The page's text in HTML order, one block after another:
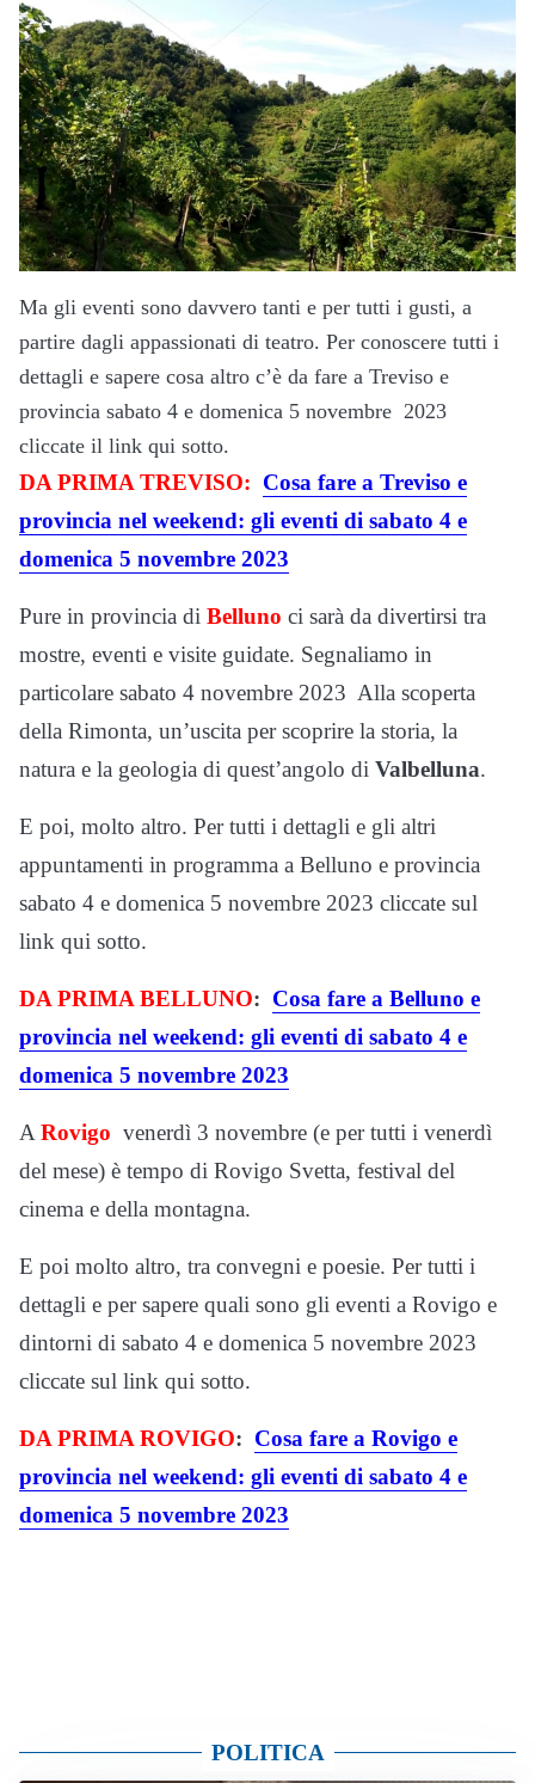
Ma gli eventi sono davvero tanti e per tutti i gusti, a
partire dagli appassionati di teatro. Per conoscere tutti i
dettagli e sapere cosa altro c’è da fare a Treviso e
provincia sabato 4 e domenica 5 novembre 2023
cliccate il link qui sotto.
DA PRIMA TREVISO: Cosa fare a Treviso e
provincia nel weekend: gli eventi di sabato 4 e
domenica 5 novembre 2023
Pure in provincia di Belluno ci sarà da divertirsi tra
mostre, eventi e visite guidate. Segnaliamo in
particolare sabato 4 novembre 2023 Alla scoperta
della Rimonta, un’uscita per scoprire la storia, la
natura e la geologia di quest’angolo di Valbelluna.
E poi, molto altro. Per tutti i dettagli e gli altri
appuntamenti in programma a Belluno e provincia
sabato 4 e domenica 5 novembre 2023 cliccate sul
link qui sotto.
DA PRIMA BELLUNO: Cosa fare a Belluno e
provincia nel weekend: gli eventi di sabato 4 e
domenica 5 novembre 2023
ARovigo venerdì 3 novembre (e per tutti i venerdì
del mese) è tempo di Rovigo Svetta, festival del
cinema e della montagna.
E poi molto altro, tra convegni e poesie. Per tutti i
dettagli e per sapere quali sono gli eventi a Rovigo e
dintorni di sabato 4 e domenica 5 novembre 2023
cliccate sul link qui sotto.
DA PRIMA ROVIGO: Cosa fare a Rovigo e
provincia nel weekend: gli eventi di sabato 4 e
domenica 5 novembre 2023
POLITICA